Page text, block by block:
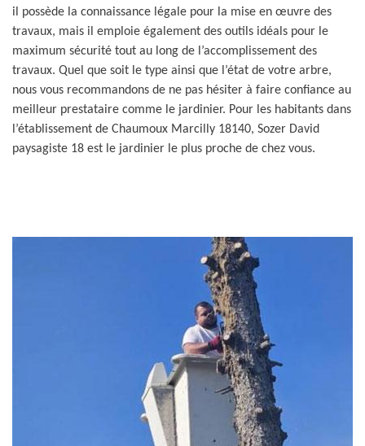
il possède la connaissance légale pour la mise en œuvre des
travaux, mais il emploie également des outils idéals pour le
maximum sécurité tout au long de l’accomplissement des
travaux. Quel que soit le type ainsi que l’état de votre arbre,
nous vous recommandons de ne pas hésiter à faire confiance au
meilleur prestataire comme le jardinier. Pour les habitants dans
l’établissement de Chaumoux Marcilly 18140, Sozer David
paysagiste 18 est le jardinier le plus proche de chez vous.